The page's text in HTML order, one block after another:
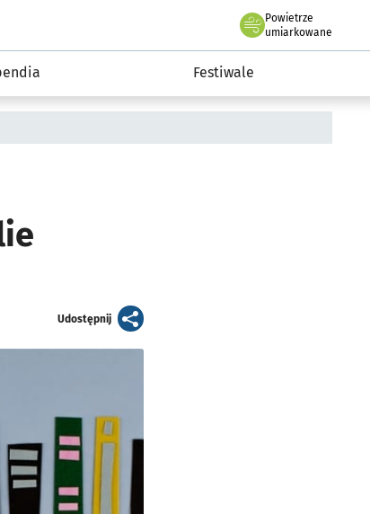
Powietrze
we Wrocławiu
umiarkowane
Festiwale
Udostępnijartykuł